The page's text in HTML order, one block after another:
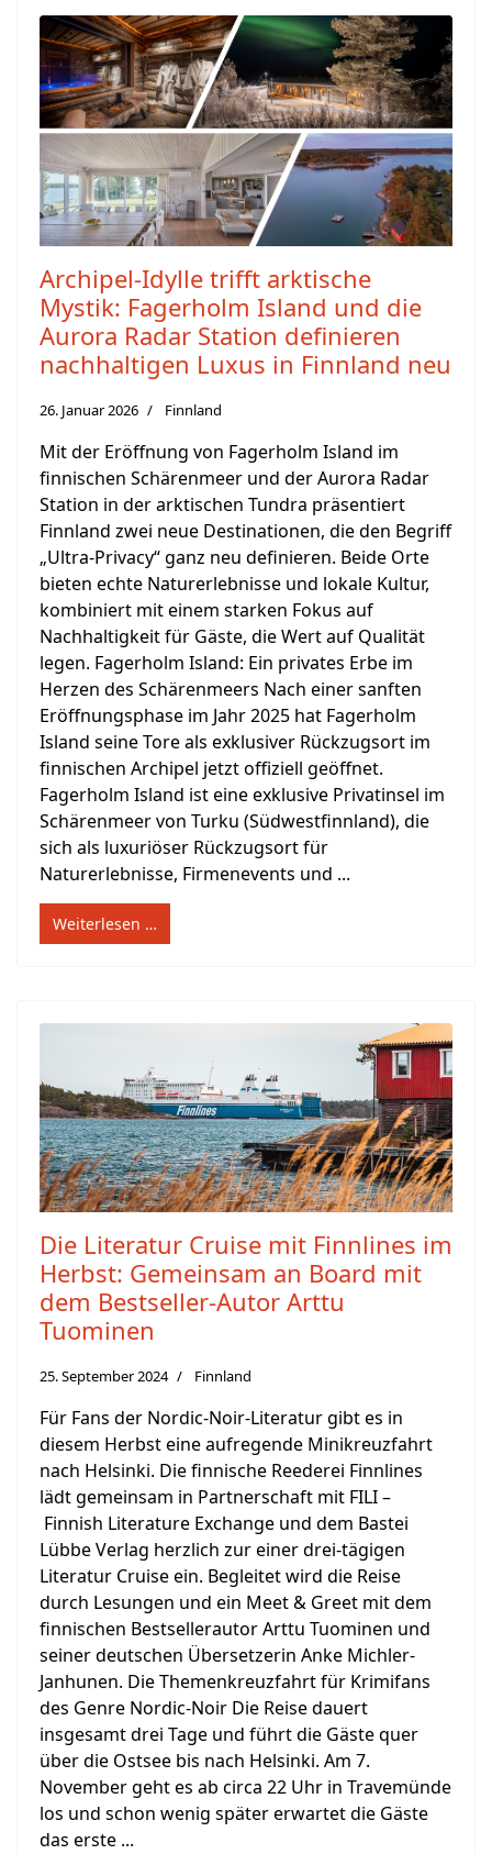
Archipel-Idylle trifft arktische
Mystik: Fagerholm Island und die
Aurora Radar Station definieren
nachhaltigen Luxus in Finnland neu
26. Januar 2026 Finnland
Mit der Eröffnung von Fagerholm Island im
finnischen Schärenmeer und der Aurora Radar
Station in der arktischen Tundra präsentiert
Finnland zwei neue Destinationen, die den Begriff
„Ultra-Privacy“ ganz neu definieren. Beide Orte
bieten echte Naturerlebnisse und lokale Kultur,
kombiniert mit einem starken Fokus auf
Nachhaltigkeit für Gäste, die Wert auf Qualität
legen. Fagerholm Island: Ein privates Erbe im
Herzen des Schärenmeers Nach einer sanften
Eröffnungsphase im Jahr 2025 hat Fagerholm
Island seine Tore als exklusiver Rückzugsort im
finnischen Archipel jetzt offiziell geöffnet.
Fagerholm Island ist eine exklusive Privatinsel im
Schärenmeer von Turku (Südwestfinnland), die
sich als luxuriöser Rückzugsort für
Naturerlebnisse, Firmenevents und ...
Weiterlesen …
Die Literatur Cruise mit Finnlines im
Herbst: Gemeinsam an Board mit
dem Bestseller-Autor Arttu
Tuominen
25. September 2024 Finnland
Für Fans der Nordic-Noir-Literatur gibt es in
diesem Herbst eine aufregende Minikreuzfahrt
nach Helsinki. Die finnische Reederei Finnlines
lädt gemeinsam in Partnerschaft mit FILI –
Finnish Literature Exchange und dem Bastei
Lübbe Verlag herzlich zur einer drei-tägigen
Literatur Cruise ein. Begleitet wird die Reise
durch Lesungen und ein Meet & Greet mit dem
finnischen Bestsellerautor Arttu Tuominen und
seiner deutschen Übersetzerin Anke Michler-
Janhunen. Die Themenkreuzfahrt für Krimifans
des Genre Nordic-Noir Die Reise dauert
insgesamt drei Tage und führt die Gäste quer
über die Ostsee bis nach Helsinki. Am 7.
November geht es ab circa 22 Uhr in Travemünde
los und schon wenig später erwartet die Gäste
das erste ...